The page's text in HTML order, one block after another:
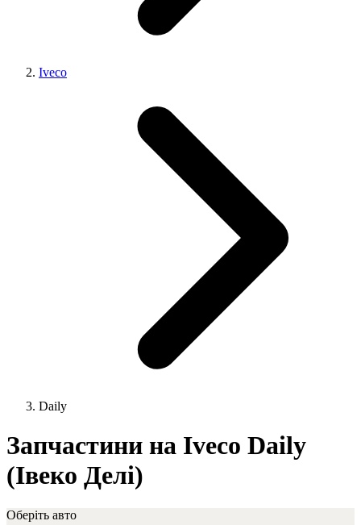
Iveco
Daily
Запчастини на Iveco Daily
(Івеко Делі)
Оберіть авто